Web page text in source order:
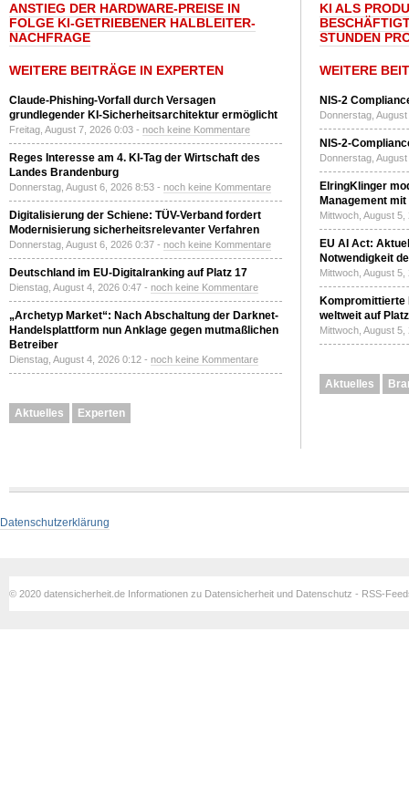
ANSTIEG DER HARDWARE-PREISE IN
FOLGE KI-GETRIEBENER HALBLEITER-
NACHFRAGE
WEITERE BEITRÄGE IN EXPERTEN
Claude-Phishing-Vorfall durch Versagen
grundlegender KI-Sicherheitsarchitektur ermöglicht
Freitag, August 7, 2026 0:03 - noch keine Kommentare
Reges Interesse am 4. KI-Tag der Wirtschaft des
Landes Brandenburg
Donnerstag, August 6, 2026 8:53 - noch keine Kommentare
Digitalisierung der Schiene: TÜV-Verband fordert
Modernisierung sicherheitsrelevanter Verfahren
Donnerstag, August 6, 2026 0:37 - noch keine Kommentare
Deutschland im EU-Digitalranking auf Platz 17
Dienstag, August 4, 2026 0:47 - noch keine Kommentare
„Archetyp Market“: Nach Abschaltung der Darknet-
Handelsplattform nun Anklage gegen mutmaßlichen
Betreiber
Dienstag, August 4, 2026 0:12 - noch keine Kommentare
Aktuelles Experten
KI ALS
STUNDEN
WEITERE
NIS-2
Donnerstag,
NIS-2-
Donnerstag,
ElringKlinger
Management
Mittwoch, August
EU AI Act:
Notwendigkeit
Mittwoch, August
Kompromittierte
weltweit auf
Mittwoch, August
Aktuelles
Datenschutzerklärung
© 2020 datensicherheit.de Informationen zu Datensicherheit und Datenschutz - RSS-